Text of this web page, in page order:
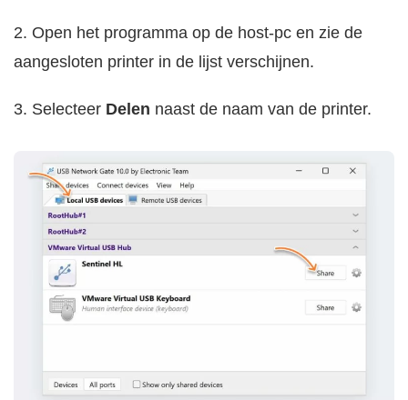
2. Open het programma op de host-pc en zie de
aangesloten printer in de lijst verschijnen.
3. Selecteer Delen naast de naam van de printer.